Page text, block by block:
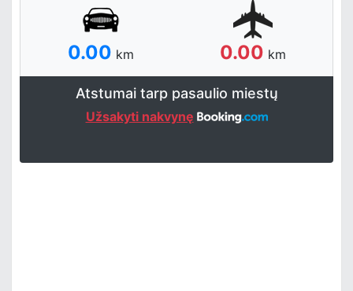
0.00 km 0.00 km
Atstumai tarp pasaulio miestų
Užsakyti nakvynę